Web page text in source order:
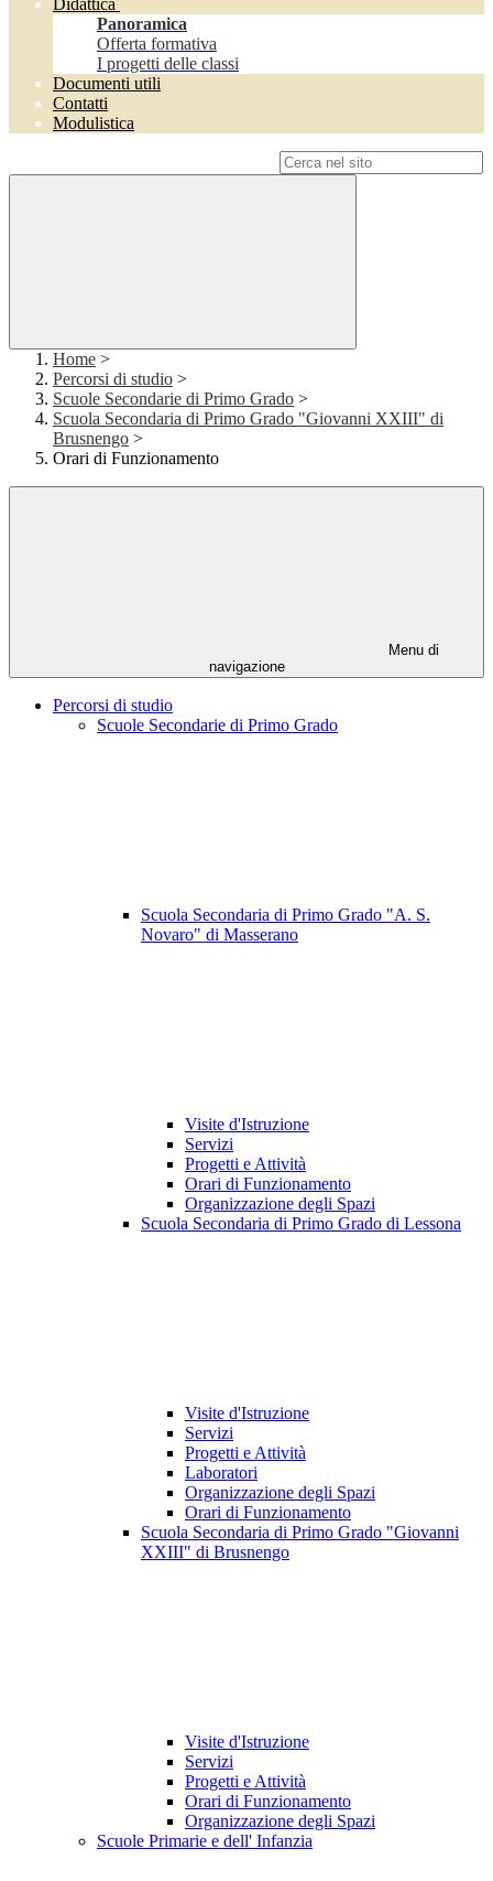
Didattica
Panoramica
Offerta formativa
I progetti delle classi
Documenti utili
Contatti
Modulistica
Home >
Percorsi di studio >
Scuole Secondarie di Primo Grado >
Scuola Secondaria di Primo Grado "Giovanni XXIII" di
Brusnengo >
Orari di Funzionamento
Menu di
navigazione
Percorsi di studio
Scuole Secondarie di Primo Grado
Scuola Secondaria di Primo Grado "A. S.
Novaro" di Masserano
Visite d'Istruzione
Servizi
Progetti e Attività
Orari di Funzionamento
Organizzazione degli Spazi
Scuola Secondaria di Primo Grado di Lessona
Visite d'Istruzione
Servizi
Progetti e Attività
Laboratori
Organizzazione degli Spazi
Orari di Funzionamento
Scuola Secondaria di Primo Grado "Giovanni
XXIII" di Brusnengo
Visite d'Istruzione
Servizi
Progetti e Attività
Orari di Funzionamento
Organizzazione degli Spazi
Scuole Primarie e dell' Infanzia